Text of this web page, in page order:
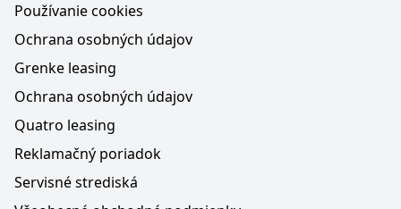
Používanie cookies
Ochrana osobných údajov
Grenke leasing
Ochrana osobných údajov
Quatro leasing
Reklamačný poriadok
Servisné strediská